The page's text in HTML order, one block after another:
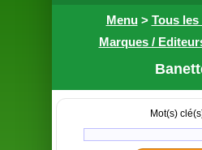
Menu> Tous
Marques /
Mot(s)
contenant une